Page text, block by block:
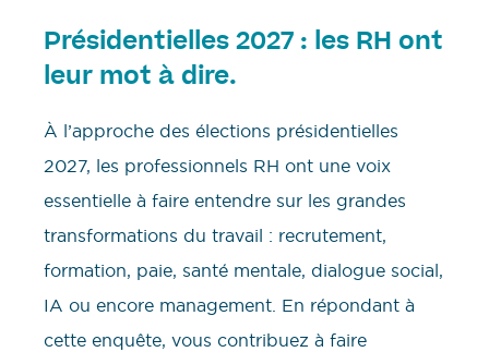
Présidentielles 2027 : les RH ont
leur mot à dire.
À l’approche des élections présidentielles
2027, les professionnels RH ont une voix
essentielle à faire entendre sur les grandes
transformations du travail : recrutement,
formation, paie, santé mentale, dialogue social,
IA ou encore management. En répondant à
cette enquête, vous contribuez à faire